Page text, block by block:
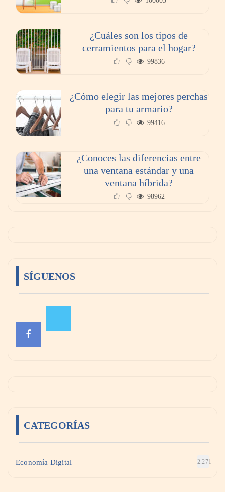
¿Cuáles son los tipos de
cerramientos para el hogar?
99836
¿Cómo elegir las mejores perchas
para tu armario?
99416
¿Conoces las diferencias entre
una ventana estándar y una
ventana híbrida?
98962
SÍGUENOS
CATEGORÍAS
Economía Digital 2.271